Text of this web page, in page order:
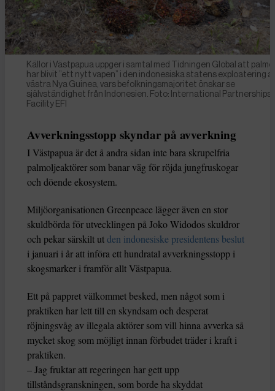
Källor i Västpapua uppger i samtal med Tidningen Global att
har blivit ”ett nytt vapen” i den indonesiska statens exploatering
västra Nya Guinea, vars befolkningsmajoritet önskar se
självständighet från Indonesien. Foto: International Partnerships
Facility EFI
Avverkningsstopp skyndar på avverkning
I Västpapua är det å andra sidan inte bara skrupelfria
palmoljeaktörer som banar väg för röjda jungfruskogar
och döende ekosystem.
Miljöorganisationen Greenpeace lägger även en stor
skuldbörda för utvecklingen på Joko Widodos skuldror
och pekar särskilt utden indonesiske presidentens beslut
i januari i år att införa ett hundratal avverkningsstopp i
skogsmarker i framför allt Västpapua.
Ett på pappret välkommet besked, men något som i
praktiken har lett till en skyndsam och desperat
röjningsvåg av illegala aktörer som vill hinna avverka så
mycket skog som möjligt innan förbudet träder i kraft i
praktiken.
– Jag fruktar att regeringen har gett upp
tillståndsgranskningen, som borde ha skyddat